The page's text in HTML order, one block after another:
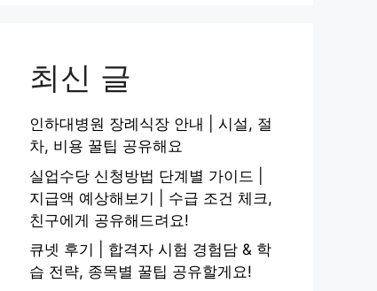
최신 글
인하대병원 장례식장 안내 | 시설, 절
차, 비용 꿀팁 공유해요
실업수당 신청방법 단계별 가이드 |
지급액 예상해보기 | 수급 조건 체크,
친구에게 공유해드려요!
큐넷 후기 | 합격자 시험 경험담 & 학
습 전략, 종목별 꿀팁 공유할게요!